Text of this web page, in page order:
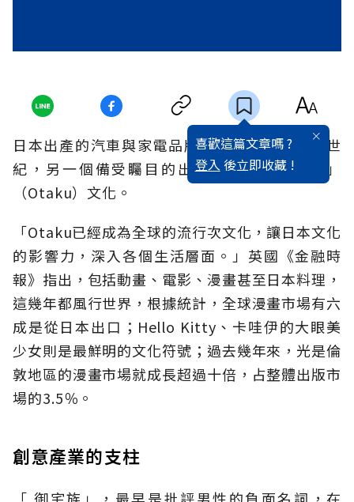
喜歡這篇文章嗎 ?
登入 後立即收藏 !
日本出產的汽車與家電品牌聞名全球，進入21世
紀，另一個備受矚目的出口品則是「御宅族」
（Otaku）文化。
「Otaku已經成為全球的流行次文化，讓日本文化
的影響力，深入各個生活層面。」英國《金融時
報》指出，包括動畫、電影、漫畫甚至日本料理，
這幾年都風行世界，根據統計，全球漫畫市場有六
成是從日本出口；Hello Kitty、卡哇伊的大眼美
少女則是最鮮明的文化符號；過去幾年來，光是倫
敦地區的漫畫市場就成長超過十倍，占整體出版市
場的3.5％。
創意產業的支柱